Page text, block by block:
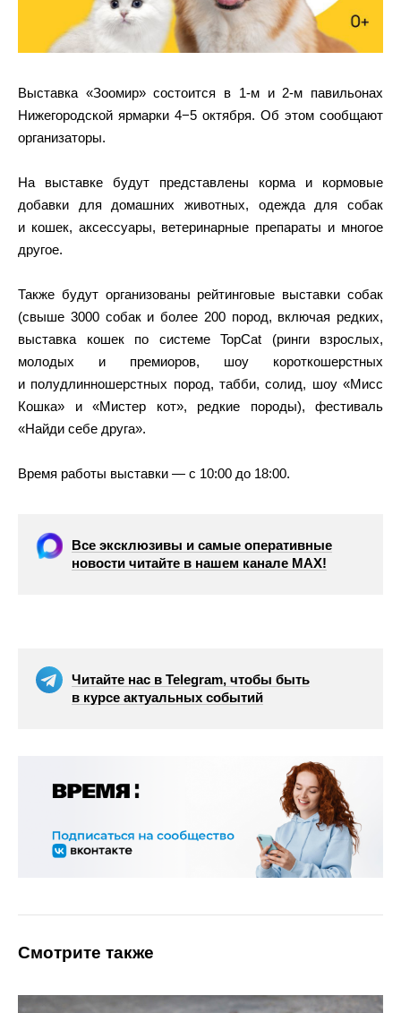
Выставка «Зоомир» состоится в 1-м и 2-м павильонах
Нижегородской ярмарки 4−5 октября. Об этом сообщают
организаторы.
На выставке будут представлены корма и кормовые
добавки для домашних животных, одежда для собак
и кошек, аксессуары, ветеринарные препараты и многое
другое.
Также будут организованы рейтинговые выставки собак
(свыше 3000 собак и более 200 пород, включая редких,
выставка кошек по системе TopCat (ринги взрослых,
молодых и премиоров, шоу короткошерстных
и полудлинношерстных пород, табби, солид, шоу «Мисс
Кошка» и «Мистер кот», редкие породы), фестиваль
«Найди себе друга».
Время работы выставки — с 10:00 до 18:00.
Все эксклюзивы и самые оперативные
новости читайте в нашем канале МАХ!
Читайте нас в Telegram, чтобы быть
в курсе актуальных событий
Смотрите также